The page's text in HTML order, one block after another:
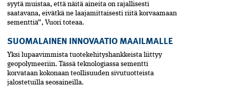
syytä muistaa, että näitä­ ­aineita on rajallisesti
saatavana, eivätkä ne laajamittaisesti riitä korvaamaan
sementtiä”, Vuori toteaa.
SUOMALAINEN INNOVAATIO MAAILMALLE
Yksi lupaavimmista tuotekehityshankkeista liittyy
geopolymeeriin. Tässä teknologiassa sementti
korvataan kokonaan teollisuuden sivutuotteista
jalostetuilla seosaineilla.